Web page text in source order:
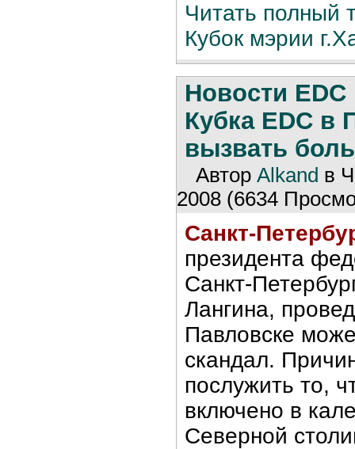
Читать полный
Кубок мэрии
Новости EDC
Кубка EDC в
вызвать
Автор Alkand в
2008 (6634
Санкт-
президента
Санкт-
Лангина,
Павловске
скандал.
послужить то,
включено в
Северной